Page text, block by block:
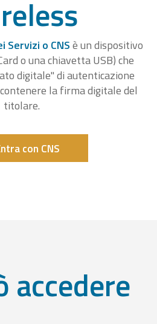
Servizi o CNSè un dispositivo
o una chiavetta USB) che
digitale" di autenticazione
la firma digitale del
titolare.
con CNS
accedere